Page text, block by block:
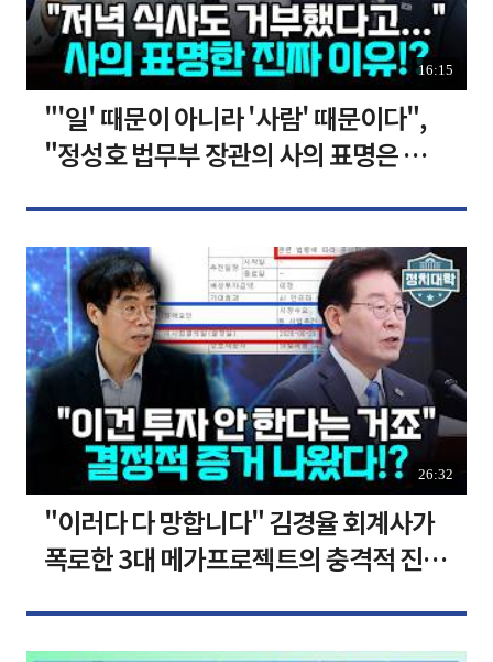
16:15
"'일' 때문이 아니라 '사람' 때문이다",
"정성호 법무부 장관의 사의 표명은 이재
26:32
"이러다 다 망합니다" 김경율 회계사가
폭로한 3대 메가프로젝트의 충격적 진실